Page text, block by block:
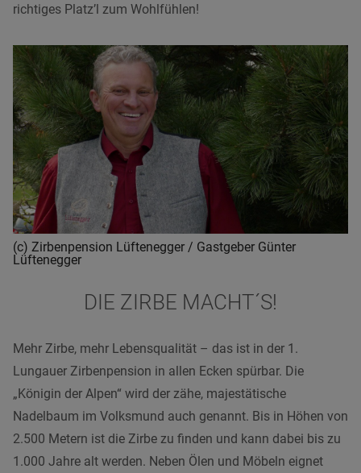
richtiges Platz’l zum Wohlfühlen!
(c) Zirbenpension Lüftenegger / Gastgeber Günter
Lüftenegger
DIE ZIRBE MACHT´S!
Mehr Zirbe, mehr Lebensqualität – das ist in der 1.
Lungauer Zirbenpension in allen Ecken spürbar. Die
„Königin der Alpen“ wird der zähe, majestätische
Nadelbaum im Volksmund auch genannt. Bis in Höhen von
2.500 Metern ist die Zirbe zu finden und kann dabei bis zu
1.000 Jahre alt werden. Neben Ölen und Möbeln eignet